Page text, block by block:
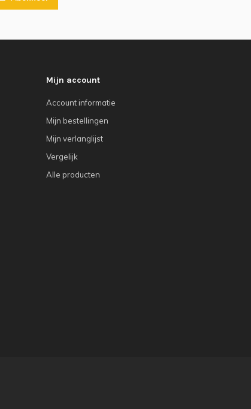
Mijn account
Account informatie
Mijn bestellingen
Mijn verlanglijst
Vergelijk
Alle producten